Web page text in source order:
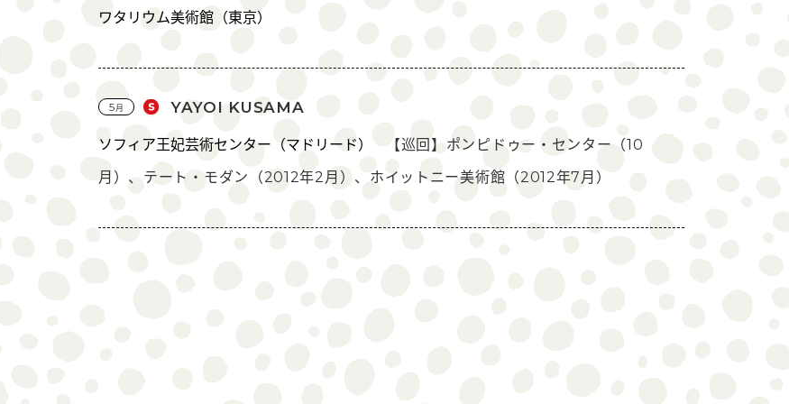
ワタリウム美術館（東京）
5 月 YAYOI KUSAMA
ソフィア王妃芸術センター（マドリード）
【巡回】ポンピドゥー・センター（10
月）、テート・モダン（2012年2月）、ホイットニー美術館（2012年7月）